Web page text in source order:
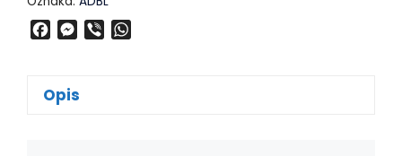
e
b
M
s
Opis